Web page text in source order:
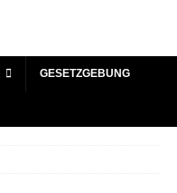
GESETZGEBUNG